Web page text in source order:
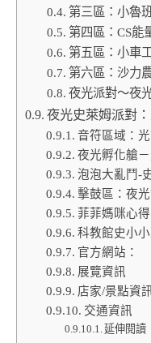
第三區：小魯
第四區：CS能
第五區：小車
第六區：沙力
夜光派對～夜
夜光史萊姆派對
音符區域：
夜光孵化艙
泡泡大亂鬥-
擊鼓區：夜
菲菲媽咪心得
科教館史小
官方網站：
展覽資訊
店家/景點資訊
交通資訊
延伸閱讀